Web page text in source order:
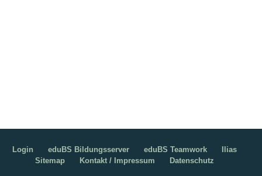
Login eduBS Bildungsserver eduBS Teamwork
Ilias
Sitemap
Kontakt / Impressum Datenschutz